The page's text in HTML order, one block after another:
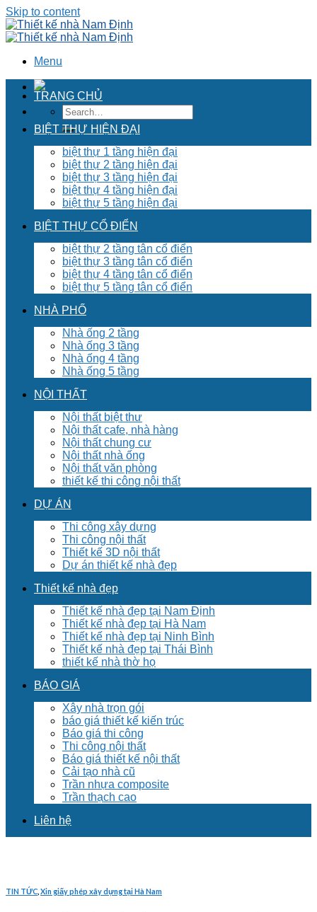
Skip to content
Menu
TRANG CHỦ
BIỆT THỰ HIỆN ĐẠI
biệt thự 1 tầng hiện đại
biệt thự 2 tầng hiện đại
biệt thự 3 tầng hiện đại
biệt thự 4 tầng hiện đại
biệt thự 5 tầng hiện đại
BIỆT THỰ CỔ ĐIỂN
biệt thự 2 tầng tân cổ điển
biệt thự 3 tầng tân cổ điển
biệt thự 4 tầng tân cổ điển
biệt thự 5 tầng tân cổ điển
NHÀ PHỐ
Nhà ống 2 tầng
Nhà ống 3 tầng
Nhà ống 4 tầng
Nhà ống 5 tầng
NỘI THẤT
Nội thất biệt thư
Nội thất cafe, nhà hàng
Nội thất chung cư
Nội thất nhà ống
Nội thất văn phòng
thiết kế thi công nội thất
DỰ ÁN
Thi công xây dựng
Thi công nội thất
Thiết kế 3D nội thất
Dự án thiết kế nhà đẹp
Thiết kế nhà đẹp
Thiết kế nhà đẹp tại Nam Định
Thiết kế nhà đẹp tại Hà Nam
Thiết kế nhà đẹp tại Ninh Bình
Thiết kế nhà đẹp tại Thái Bình
thiết kế nhà thờ họ
BÁO GIÁ
Xây nhà trọn gói
báo giá thiết kế kiến trúc
Báo giá thi công
Thi công nội thất
Báo giá thiết kế nội thất
Cải tạo nhà cũ
Trần nhựa composite
Trần thạch cao
Liên hệ
TIN TỨC Xin giấy phép xây dựng tại Hà Nam